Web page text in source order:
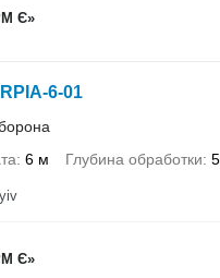
Є»
6-01
6 м Глубина обработки
Є»